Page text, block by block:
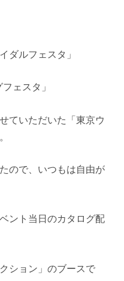
ダルフェスタ」
ェスタ」
ていただいた「東京ウ
ので、いつもは自由が
ント当日のカタログ配
ション」のブースで